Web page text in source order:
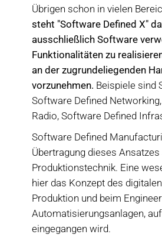
Übrigen schon in vielen
steht "Software Defined X"
ausschließlich Software
Funktionalitäten zu
an der zugrundeliegenden
vorzunehmen. Beispiele sind
Software Defined
Radio, Software Defined
Software Defined
Übertragung dieses
Produktionstechnik. Eine
hier das Konzept des
Produktion und beim
Automatisierungsanlagen,
eingegangen wird.